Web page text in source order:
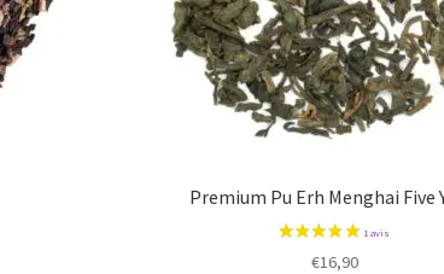
Premium Pu Erh Menghai Five
€16,90